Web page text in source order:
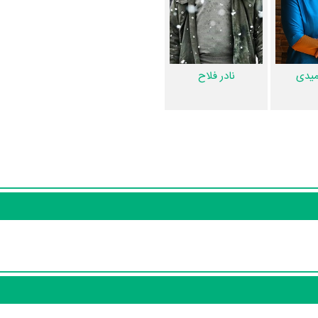
کاربران نیز در 1 لیست از فیلم خائن کشی یاد کرده‌اند. همچنین در بخش بررسی فیلم خائن کشی 6 نفر از میان مردم به نقد و تحلیل
توسط پژوهشگران و مردم ثبت شده است؛ در بخش گالری عکس و
قطعا ما و شما به این حد قانع نیستیم؛ باید به‌کمک علاقمندان فیلم،
نادر فلاح